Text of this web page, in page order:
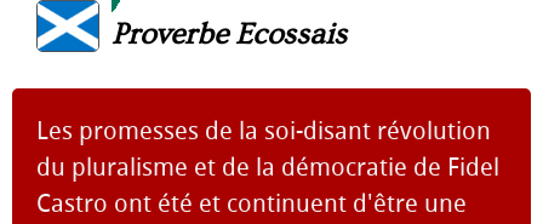
Proverbe Ecossais
Les promesses de la soi-disant révolution
du pluralisme et de la démocratie de Fidel
Castro ont été et continuent d'être une